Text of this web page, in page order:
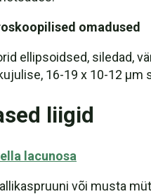
omadused
ellipsoidsed, siledad,
16-19 x 10-12 µm
liigid
lacunosa
või musta